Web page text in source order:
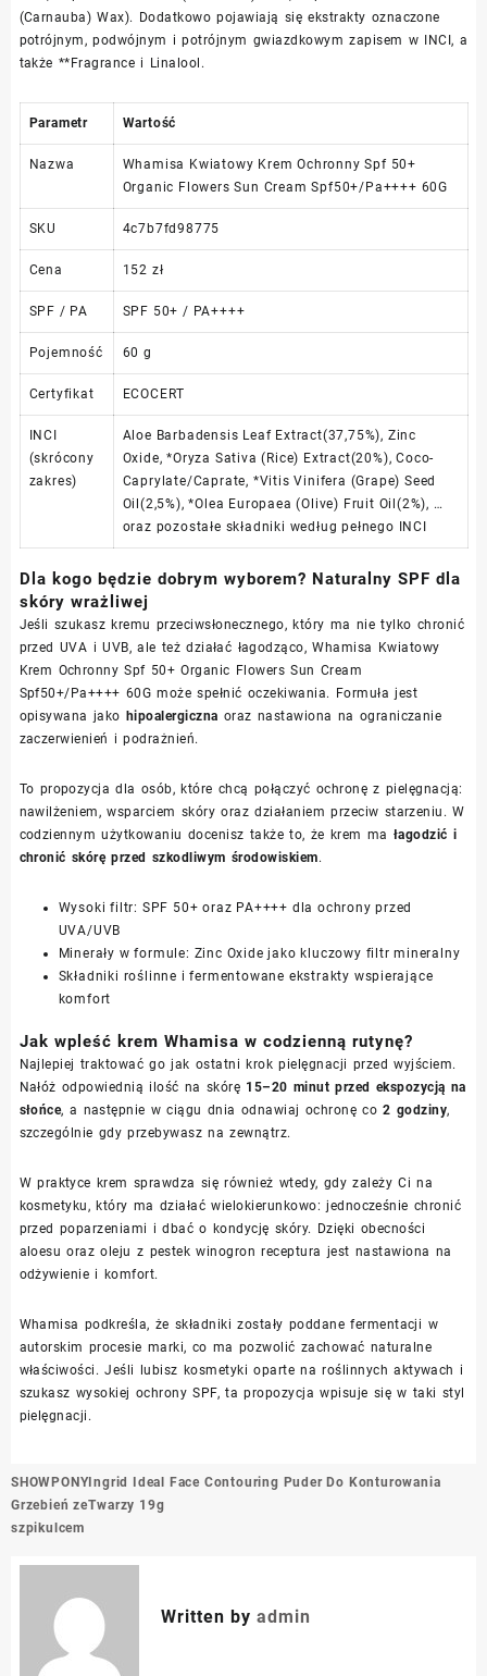
(Carnauba) Wax). Dodatkowo pojawiają się ekstrakty oznaczone
potrójnym, podwójnym i potrójnym gwiazdkowym zapisem w INCI, a
także **Fragrance i Linalool.
Parametr Wartość
Nazwa
Whamisa Kwiatowy Krem Ochronny Spf 50+
Organic Flowers Sun Cream Spf50+/Pa++++ 60G
SKU 4c7b7fd98775
Cena 152 zł
SPF / PA SPF 50+ / PA++++
Pojemność 60 g
Certyfikat ECOCERT
INCI
(skrócony
zakres)
Aloe Barbadensis Leaf Extract(37,75%), Zinc
Oxide, *Oryza Sativa (Rice) Extract(20%), Coco-
Caprylate/Caprate, *Vitis Vinifera (Grape) Seed
Oil(2,5%), *Olea Europaea (Olive) Fruit Oil(2%), …
oraz pozostałe składniki według pełnego INCI
Dla kogo będzie dobrym wyborem? Naturalny SPF dla
skóry wrażliwej
Jeśli szukasz kremu przeciwsłonecznego, który ma nie tylko chronić
przed UVA i UVB, ale też działać łagodząco, Whamisa Kwiatowy
Krem Ochronny Spf 50+ Organic Flowers Sun Cream
Spf50+/Pa++++ 60G może spełnić oczekiwania. Formuła jest
opisywana jako hipoalergiczna oraz nastawiona na ograniczanie
zaczerwienień i podrażnień.
To propozycja dla osób, które chcą połączyć ochronę z pielęgnacją:
nawilżeniem, wsparciem skóry oraz działaniem przeciw starzeniu. W
codziennym użytkowaniu docenisz także to, że krem ma łagodzić i
chronić skórę przed szkodliwym środowiskiem.
Wysoki filtr: SPF 50+ oraz PA++++ dla ochrony przed
UVA/UVB
Minerały w formule: Zinc Oxide jako kluczowy filtr mineralny
Składniki roślinne i fermentowane ekstrakty wspierające
komfort
Jak wpleść krem Whamisa w codzienną rutynę?
Najlepiej traktować go jak ostatni krok pielęgnacji przed wyjściem.
Nałóż odpowiednią ilość na skórę 15–20 minut przed ekspozycją na
słońce, a następnie w ciągu dnia odnawiaj ochronę co2 godziny,
szczególnie gdy przebywasz na zewnątrz.
W praktyce krem sprawdza się również wtedy, gdy zależy Ci na
kosmetyku, który ma działać wielokierunkowo: jednocześnie chronić
przed poparzeniami i dbać o kondycję skóry. Dzięki obecności
aloesu oraz oleju z pestek winogron receptura jest nastawiona na
odżywienie i komfort.
Whamisa podkreśla, że składniki zostały poddane fermentacji w
autorskim procesie marki, co ma pozwolić zachować naturalne
właściwości. Jeśli lubisz kosmetyki oparte na roślinnych aktywach i
szukasz wysokiej ochrony SPF, ta propozycja wpisuje się w taki styl
pielęgnacji.
Nawigacja
wpisu
SHOWPONY
Grzebień ze
szpikulcem
Ingrid Ideal Face Contouring Puder Do Konturowania
Twarzy 19g
Written by admin